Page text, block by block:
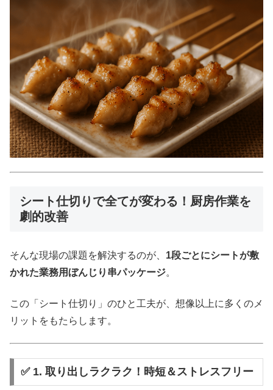
シート仕切りで全てが変わる！厨房作業を
劇的改善
そんな現場の課題を解決するのが、 1段ごとにシートが敷
かれた業務用ぼんじり串パッケージ。
この「シート仕切り」のひと工夫が、想像以上に多くのメ
リットをもたらします。
✅ 1. 取り出しラクラク！時短＆ストレスフリー